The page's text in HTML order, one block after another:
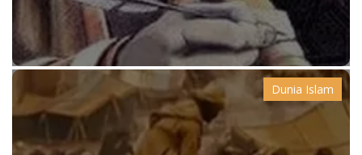
Dunia Islam